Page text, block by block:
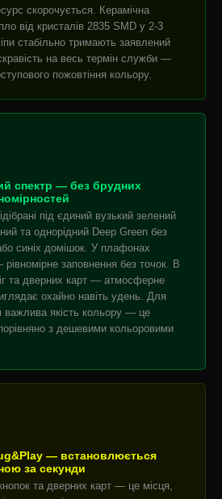
скорочується. Керамічна
від кристалів 2835 SMD у 2-3
стабільно тримають заявлений
на весь термін служби —
пожовтіння кольору.
спектр — без брудних
під єдиний вузький зелений
та однорідний Deep Green без
синіх домішок. У плафонах
заповнення без точок. В
та дверних карт — атмосферне
охайно навіть удень. Для
важлива якість кольору — це
з дешевими кольоровими
— встановлюється
за секунди
та дверних карт — це місця,